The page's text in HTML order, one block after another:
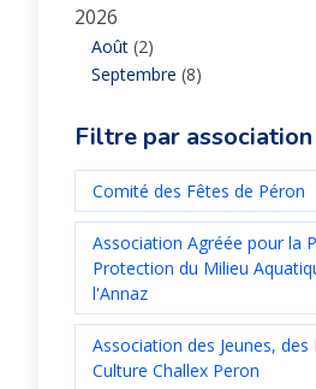
2026
Août (2)
Septembre (8)
Filtre par association
Comité des Fêtes de Péron
Association Agréée pour la
Protection du Milieu
l'Annaz
Association des Jeunes,
Culture Challex Peron